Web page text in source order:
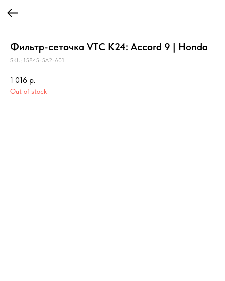
Фильтр-сеточка VTC K24: Accord 9 | Honda
SKU: 15845-5A2-A01
1 016 р.
Out of stock